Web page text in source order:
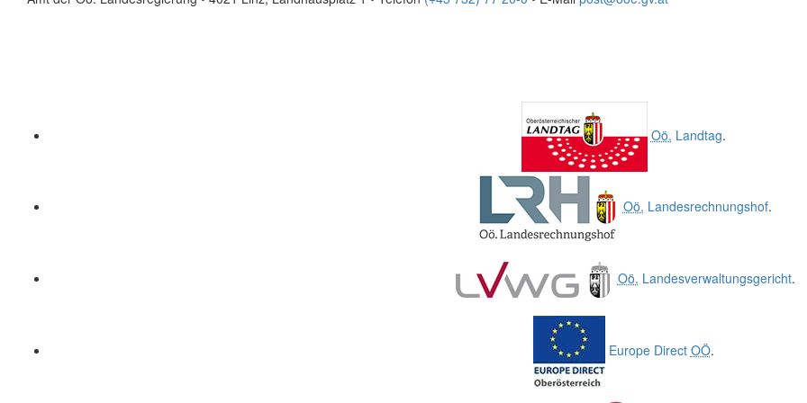
Oö. Landtag.
Oö. Landesrechnungshof.
Oö. Landesverwaltungsgericht.
Europe Direct OÖ.